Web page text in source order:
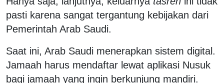
pasti karena sangat tergantung kebijakan dari
Pemerintah Arab Saudi.
Saat ini, Arab Saudi menerapkan sistem digital.
Jamaah harus mendaftar lewat aplikasi Nusuk
bagi jamaah yang ingin berkunjung mandiri.